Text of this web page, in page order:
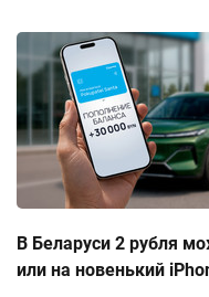
В Беларуси 2 рубля
или на новенький